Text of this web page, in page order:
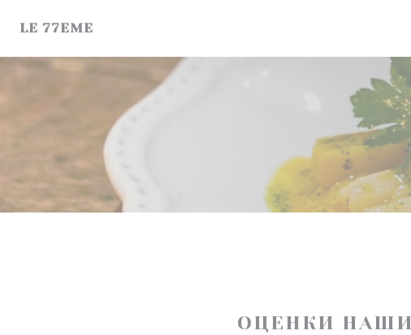
LE 77EME
ОЦЕНКИ